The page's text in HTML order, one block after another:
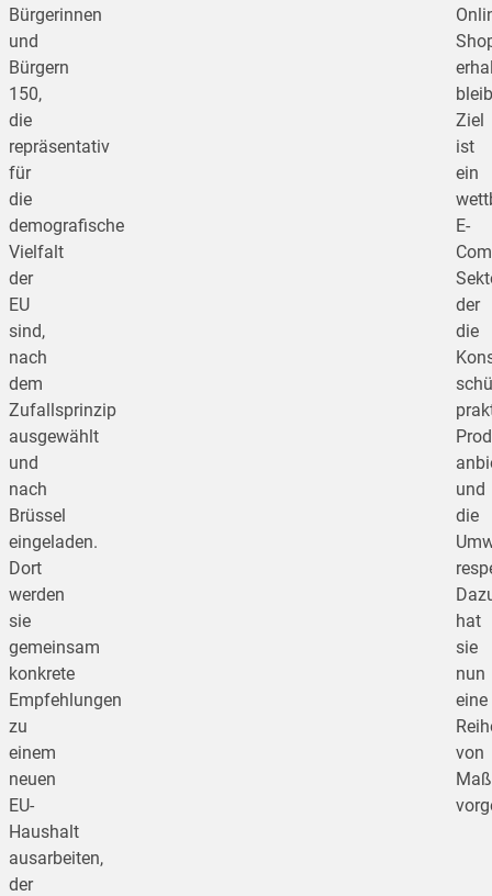
Bürgerinnen
und
Bürgern
150,
die
repräsentativ
für
die
demografische
Vielfalt
der
EU
sind,
nach
dem
Zufallsprinzip
ausgewählt
und
nach
Brüssel
eingeladen.
Dort
werden
sie
gemeinsam
konkrete
Empfehlungen
zu
einem
neuen
EU-
Haushalt
ausarbeiten,
der
Ziel
ist
ein
E-
der
die
und
die
hat
sie
nun
eine
von